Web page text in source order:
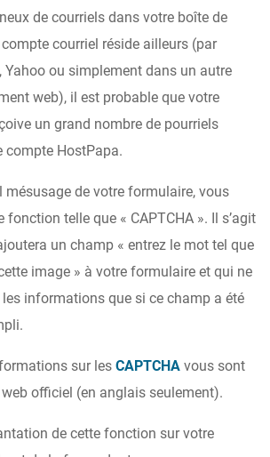
de courriels dans votre boîte de
courriel réside ailleurs (par
Yahoo ou simplement dans un autre
web), il est probable que votre
un grand nombre de pourriels
compte HostPapa.
mésusage de votre formulaire, vous
fonction telle que « CAPTCHA ». Il s’agit
un champ « entrez le mot tel que
image » à votre formulaire et qui ne
informations que si ce champ a été
sur les CAPTCHA vous sont
officiel (en anglais seulement).
de cette fonction sur votre